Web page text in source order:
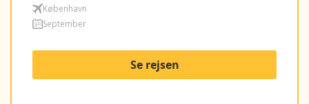
København
September
Se rejsen